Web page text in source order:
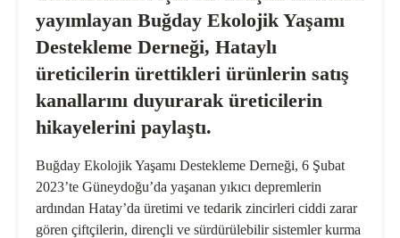
yayımlayan Buğday Ekolojik Yaşamı
Destekleme Derneği, Hataylı
üreticilerin ürettikleri ürünlerin satış
kanallarını duyurarak üreticilerin
hikayelerini paylaştı.
Buğday Ekolojik Yaşamı Destekleme Derneği, 6 Şubat
2023’te Güneydoğu’da yaşanan yıkıcı depremlerin
ardından Hatay’da üretimi ve tedarik zincirleri ciddi zarar
gören çiftçilerin, dirençli ve sürdürülebilir sistemlerkurma